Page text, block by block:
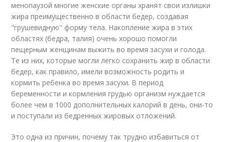
менопаузой многие женские органы хранят свои излишки
жира преимущественно в области бедер, создавая
"грушевидную" форму тела. Накопление жира в этих
областях (бедра, талия) очень хорошо помогли
пещерным женщинам выжить во время засухи и голода.
Те из них, которые могли легко сохранить жир в области
бедер, как правило, имели возможность родить и
кормить ребенка во время засухи. В период
беременности и кормления грудью организм нуждается
более чем в 1000 дополнительных калорий в день, они-то
и поступали из бедренных жировых отложений.
Это одна из причин, почему так трудно избавиться от